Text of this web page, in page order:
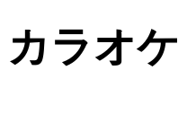
カラオケ